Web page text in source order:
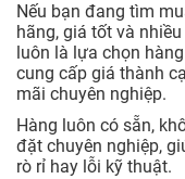
Nếu bạn đang tìm
hãng, giá tốt và
luôn là lựa chọn
cung cấp giá thành
mãi chuyên nghiệp.
Hàng luôn có sẵn,
đặt chuyên nghiệp,
rò rỉ hay lỗi kỹ thuật.